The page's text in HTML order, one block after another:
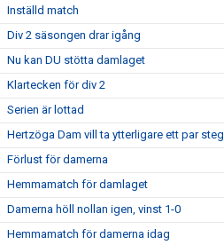
Inställd match
Div 2 säsongen drar igång
Nu kan DU stötta damlaget
Klartecken för div 2
Serien är lottad
Hertzöga Dam vill ta ytterligare ett par steg
Förlust för damerna
Hemmamatch för damlaget
Damerna höll nollan igen, vinst 1-0
Hemmamatch för damerna idag